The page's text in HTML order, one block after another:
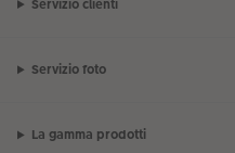
Servizio clienti
Servizio foto
La gamma prodotti